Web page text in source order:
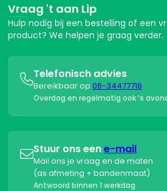
Vraag 't aan Lip
Hulp nodig bij een bestelling of een
product? We helpen je graag verder.
Telefonisch advies
Bereikbaar op 06-34477718
Overdag en regelmatig ook ’s
Stuur ons eene-mail
Mail ons je vraag en de maten
(as afmeting + bandenmaat)
Antwoord binnen 1 werkdag